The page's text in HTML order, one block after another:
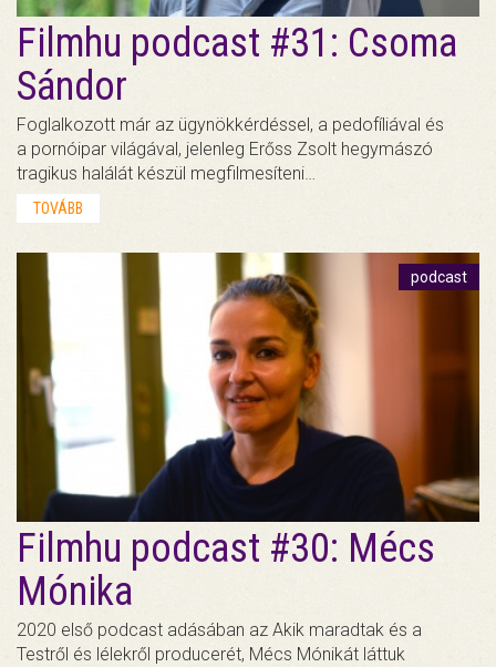
Filmhu podcast #31: Csoma
Sándor
Foglalkozott már az ügynökkérdéssel, a pedofíliával és
a pornóipar világával, jelenleg Erőss Zsolt hegymászó
tragikus halálát készül megfilmesíteni…
TOVÁBB
podcast
Filmhu podcast #30: Mécs
Mónika
2020 első podcast adásában az Akik maradtak és a
Testről és lélekről producerét, Mécs Mónikát láttuk